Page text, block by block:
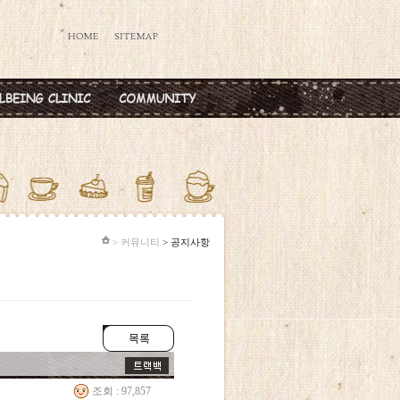
렐라주사
민칵테일
주사
·마늘주사
공지사항
> 커뮤니티 > 공지사항
조회 : 97,857